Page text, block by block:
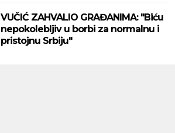
VUČIĆ ZAHVALIO GRAĐANIMA: "Biću
nepokolebljiv u borbi za normalnu i
pristojnu Srbiju"